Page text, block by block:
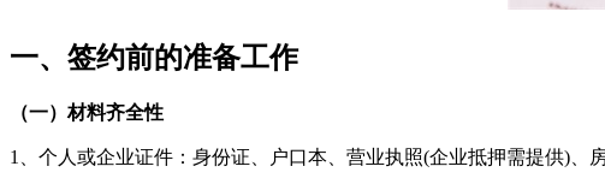
一、签约前的准备工作
（一）材料齐全性
1、个人或企业证件：身份证、户口本、营业执照(企业抵押需提供)、